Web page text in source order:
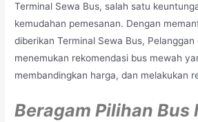
Terminal Sewa Bus, salah satu
kemudahan pemesanan. Dengan
diberikan Terminal Sewa Bus,
menemukan rekomendasi bus mewah
membandingkan harga, dan melakukan
Beragam Pilihan Bus